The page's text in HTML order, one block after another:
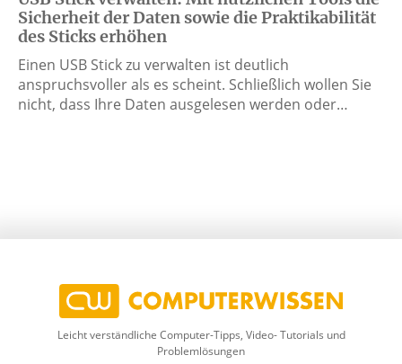
Sicherheit der Daten sowie die Praktikabilität
des Sticks erhöhen
Einen USB Stick zu verwalten ist deutlich
anspruchsvoller als es scheint. Schließlich wollen Sie
nicht, dass Ihre Daten ausgelesen werden oder…
Leicht verständliche Computer-Tipps, Video- Tutorials und
Problemlösungen